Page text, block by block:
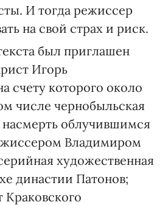
И тогда режиссер
на свой страх и риск.
был приглашен
Игорь
счету которого около
числе чернобыльская
насмерть облучившимся
Владимиром
художественная
династии Патонов;